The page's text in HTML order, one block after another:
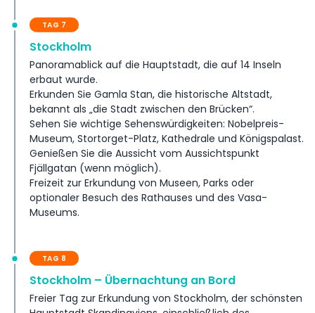
TAG 7
Stockholm
Panoramablick auf die Hauptstadt, die auf 14 Inseln
erbaut wurde.
Erkunden Sie Gamla Stan, die historische Altstadt,
bekannt als „die Stadt zwischen den Brücken“.
Sehen Sie wichtige Sehenswürdigkeiten: Nobelpreis-
Museum, Stortorget-Platz, Kathedrale und Königspalast.
Genießen Sie die Aussicht vom Aussichtspunkt
Fjällgatan (wenn möglich).
Freizeit zur Erkundung von Museen, Parks oder
optionaler Besuch des Rathauses und des Vasa-
Museums.
TAG 8
Stockholm – Übernachtung an Bord
Freier Tag zur Erkundung von Stockholm, der schönsten